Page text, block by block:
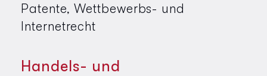
Patente, Wettbewerbs- und
Internetrecht
Handels- und